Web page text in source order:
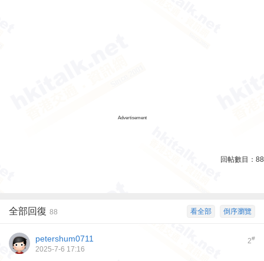
Advertisement
回帖數目： 88
倒序瀏覽
看全部
全部回復 88
2#
petershum0711
2025-7-6 17:16